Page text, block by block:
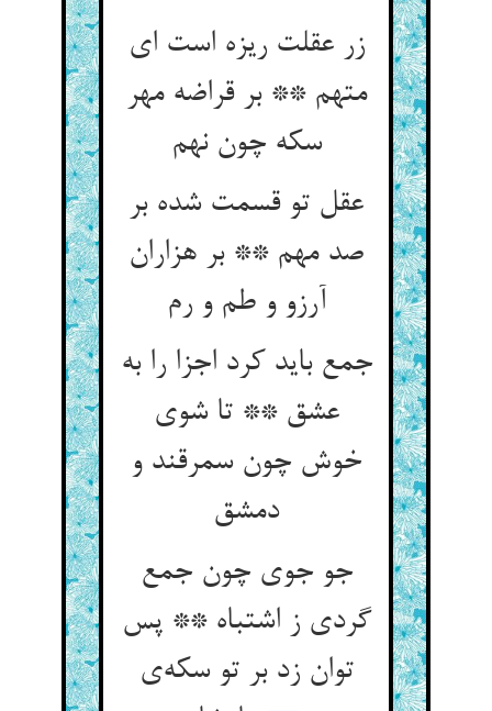
زر عقلت ریزه است ای
متهم ** بر قراضه مهر
سکه چون نهم
عقل تو قسمت شده بر
صد مهم ** بر هزاران
آرزو و طم و رم
جمع باید کرد اجزا را به
عشق ** تا شوی
خوش چون سمرقند و
دمشق
جو جوی چون جمع
گردی ز اشتباه ** پس
توان زد بر تو سکه‌ی